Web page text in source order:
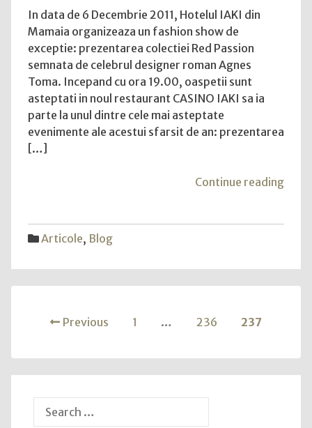
de
Moda
AGNES
TOMA
Hotel
IAKI,
Mamaia
In data de 6 Decembrie 2011, Hotelul IAKI din
Mamaia organizeaza un fashion show de
exceptie: prezentarea colectiei Red Passion
semnata de celebrul designer roman Agnes
Toma. Incepand cu ora 19.00, oaspetii sunt
asteptati in noul restaurant CASINO IAKI sa ia
parte la unul dintre cele mai asteptate
evenimente ale acestui sfarsit de an: prezentarea
[…]
Continue reading
Articole, Blog
Posts
navigation
Previous 1 … 236 237
Search